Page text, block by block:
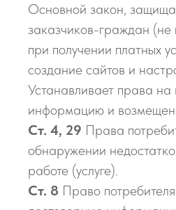
Основной закон,
заказчиков-граждан
при получении платных
создание сайтов и
Устанавливает права на
информацию и
Ст. 4, 29 Права
обнаружении
работе (услуге).
Ст. 8 Право